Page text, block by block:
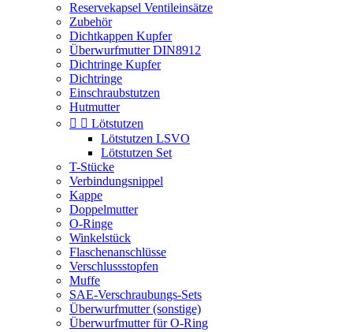
Reservekapsel Ventileinsätze
Zubehör
Dichtkappen Kupfer
Überwurfmutter DIN8912
Dichtringe Kupfer
Dichtringe
Einschraubstutzen
Hutmutter
  Lötstutzen
Lötstutzen LSVO
Lötstutzen Set
T-Stücke
Verbindungsnippel
Kappe
Doppelmutter
O-Ringe
Winkelstück
Flaschenanschlüsse
Verschlussstopfen
Muffe
SAE-Verschraubungs-Sets
Überwurfmutter (sonstige)
Überwurfmutter für O-Ring